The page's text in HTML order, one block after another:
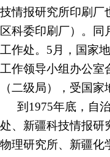
技情报研究所印刷厂
区科委印刷厂）。
工作处。5月，国家
工作领导小组办公室
（二级局），受国
到 1975年底，自
处、新疆科技情报研
物理研究所、新疆化